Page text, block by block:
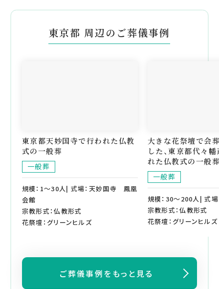
東京都 周辺のご葬儀事例
東京都天妙国寺で行われた仏教
式の一般葬
一般葬
規模：1～30人| 式場：天妙国寺 鳳凰
会館
宗教形式：仏教形式
花祭壇：グリーンヒルズ
大きな花祭壇で会
した、東京都代々
れた仏教式の一般
一般葬
規模：30～200人| 式
宗教形式：仏教形式
花祭壇：グリーンヒルズ
ご葬儀事例をもっと見る